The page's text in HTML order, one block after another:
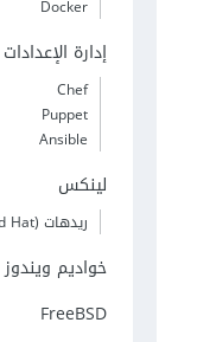
Docker
إدارة
Chef
Puppet
Ansible
لينكس
ريدهات (Red Hat)
خواديم ويندوز
FreeBSD